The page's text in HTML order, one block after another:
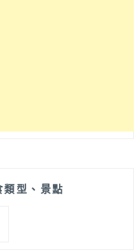
型、景點